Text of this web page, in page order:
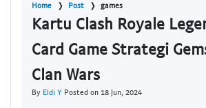
Home Post games
Kartu Clash Royale
Card Game Strategi
Clan Wars
By Eldi Y Posted on 18 Jun, 2024